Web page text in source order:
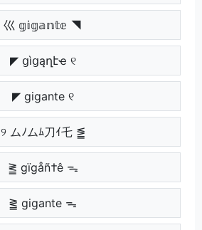
巛 𝕘𝕚𝕘𝕒𝕟𝕥𝕖 ◥
◤ ցìցąղէҽ ୧
◤ gigante ୧
୨ ムﾉムﾑ刀ｲ乇 ⪑
⪒ gïgåñ†ê ᯓ
⪒ gigante ᯓ